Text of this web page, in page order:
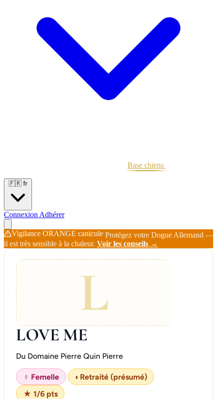
Base chiens
🇫🇷 fr
Connexion Adhérer
Vigilance ORANGE canicule Protégez votre Dogue Allemand —
il est très sensible à la chaleur. Voir les conseils →
L
LOVE ME
Du Domaine Pierre Quin Pierre
♀ Femelle ◐ Retraité (présumé)
★ 1/6 pts